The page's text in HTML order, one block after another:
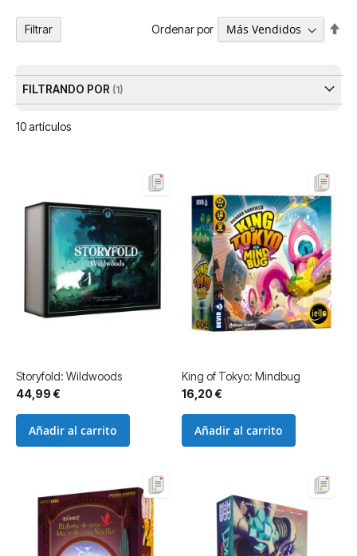
10artículos
Ordenar por
Storyfold: Wildwoods
44,99 €
Añadir al carrito
King of Tokyo: Mindbug
16,20 €
Añadir al carrito
Filtrar
FILTRANDO POR